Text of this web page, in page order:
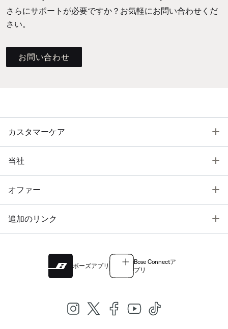
さらにサポートが必要ですか？お気軽にお問い合わせくだ
さい。
お問い合わせ
カスタマーケア
当社
オファー
追加のリンク
ボーズアプリ
Bose Connectア
プリ